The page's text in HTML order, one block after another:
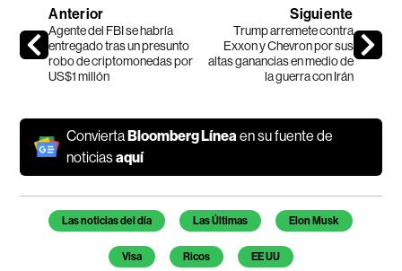
Anterior
Agente del FBI se habría
entregado tras un presunto
robo de criptomonedas por
US$1 millón
Siguiente
Trump arremete contra
Exxon y Chevron por sus
altas ganancias en medio de
la guerra con Irán
ConviertaBloomberg Línea en su fuente de
noticiasaquí
Temas de este artículo
Las noticias del día Las Últimas Elon Musk
Visa Ricos EE UU